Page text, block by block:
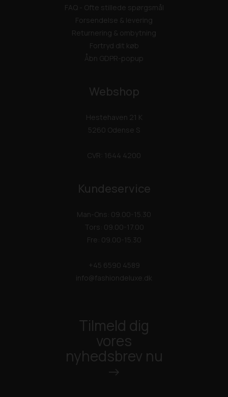
FAQ - Ofte stillede spørgsmål
Forsendelse & levering
Returnering & ombytning
Fortryd dit køb
Åbn GDPR-popup
Webshop
Hestehaven 21 K
5260 Odense S
CVR: 1644 4200
Kundeservice
Man-Ons: 09.00-15.30
Tors: 09.00-17.00
Fre: 09.00-15.30
+45 6590 4589
info@fashiondeluxe.dk
Tilmeld dig
vores
nyhedsbrev nu
->